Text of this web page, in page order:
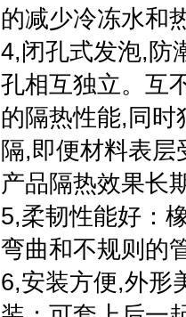
的减少冷冻水和
4,闭孔式发泡,防
孔相互独立。互
的隔热性能,同时
隔,即便材料表
产品隔热效果长
5,柔韧性能好：
弯曲和不规则的
6,安装方便,外形